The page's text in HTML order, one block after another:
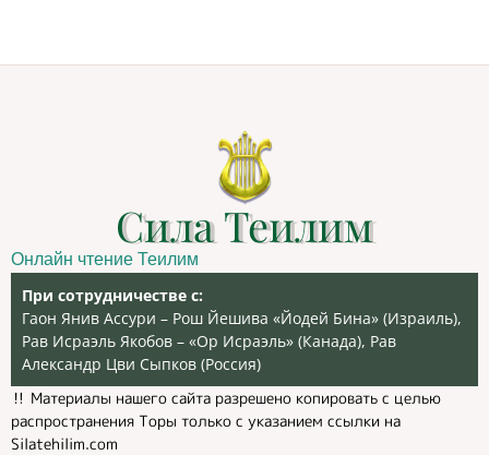
Сила Теилим
Онлайн чтение Теилим
При сотрудничестве с:
Гаон Янив Ассури – Рош Йешива «Йодей Бина» (Израиль),
Рав Исраэль Якобов – «Ор Исраэль» (Канада), Рав
Александр Цви Сыпков (Россия)
‼️ Материалы нашего сайта разрешено копировать с целью
распространения Торы только с указанием ссылки на
Silatehilim.com